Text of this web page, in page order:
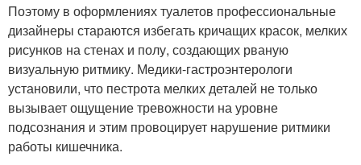
Поэтому в оформлениях туалетов профессиональные
дизайнеры стараются избегать кричащих красок, мелких
рисунков на стенах и полу, создающих рваную
визуальную ритмику. Медики-гастроэнтерологи
установили, что пестрота мелких деталей не только
вызывает ощущение тревожности на уровне
подсознания и этим провоцирует нарушение ритмики
работы кишечника.